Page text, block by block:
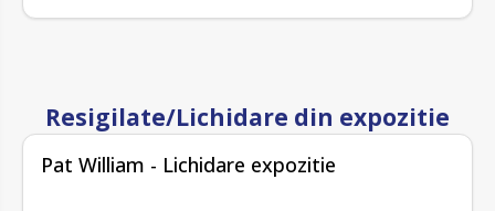
Resigilate/Lichidare din expozitie
LICHIDARE EXPOZITIE
-25%
Pat William - Lichidare expozitie